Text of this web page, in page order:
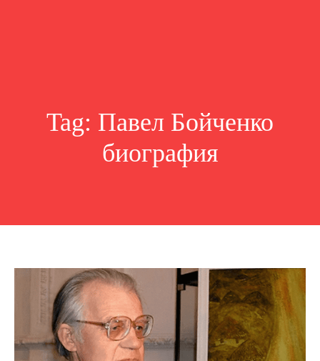
Tag: Павел Бойченко
биография